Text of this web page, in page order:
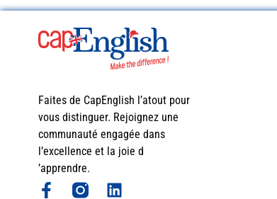
Faites de CapEnglish l’atout pour
vous distinguer. Rejoignez une
communauté engagée dans
l’excellence et la joie d
’apprendre.